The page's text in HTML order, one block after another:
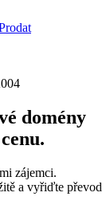
domény
zájemci.
a vyřiďte převod